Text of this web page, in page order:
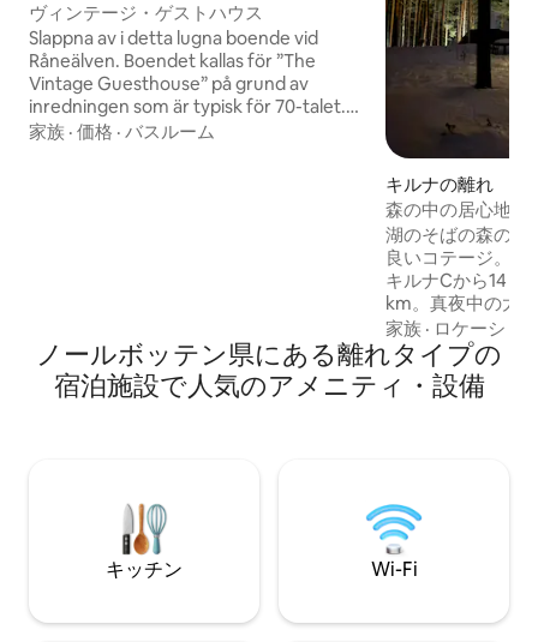
ヴィンテージ・ゲストハウス
Slappna av i detta lugna boende vid
Råneälven. Boendet kallas för ”The
Vintage Guesthouse” på grund av
inredningen som är typisk för 70-talet.
Gästhuset är en del av en större
家族 · 価格 · バスルーム
キルナの離れ
森の中の居心地の
湖のそばの森の中
良いコテージ。
キルナCから14
km。真夜中の太
最適です。平和とリラ
ウナは800クロー
す。前日までにご
ります。加熱には
（10 km ）にあります。 こち
ンもあります
https://
家族 · ロケーショ
ノールボッテン県にある離れタイプの
宿泊施設で人気のアメニティ・設備
キッチン Wi-Fi